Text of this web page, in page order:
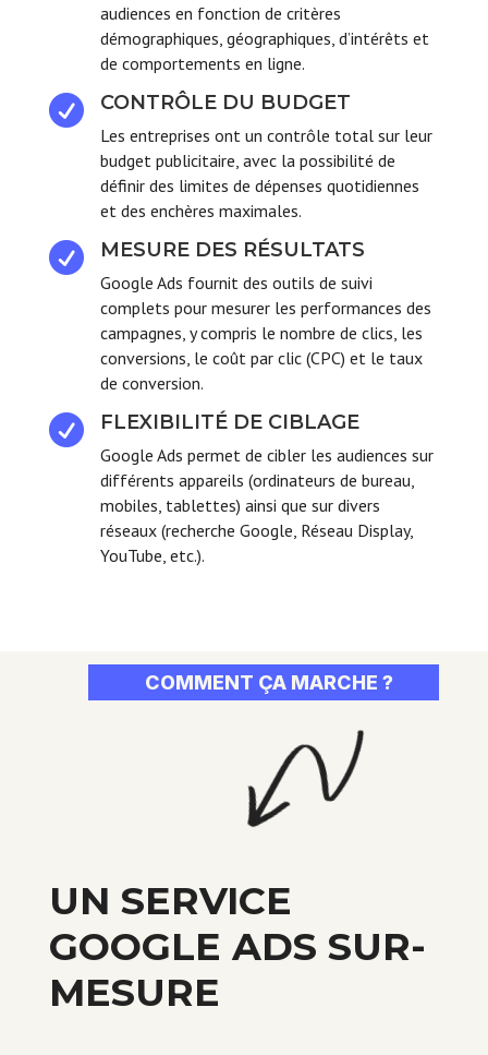
audiences en fonction de critères
démographiques, géographiques, d’intérêts et
de comportements en ligne.
 CONTRÔLE DU BUDGET
Les entreprises ont un contrôle total sur leur
budget publicitaire, avec la possibilité de
définir des limites de dépenses quotidiennes
et des enchères maximales.
 MESURE DES RÉSULTATS
Google Ads fournit des outils de suivi
complets pour mesurer les performances des
campagnes, y compris le nombre de clics, les
conversions, le coût par clic (CPC) et le taux
de conversion.
 FLEXIBILITÉ DE CIBLAGE
Google Ads permet de cibler les audiences sur
différents appareils (ordinateurs de bureau,
mobiles, tablettes) ainsi que sur divers
réseaux (recherche Google, Réseau Display,
YouTube, etc.).
COMMENT ÇA MARCHE ?
UN SERVICE
GOOGLE ADS SUR-
MESURE